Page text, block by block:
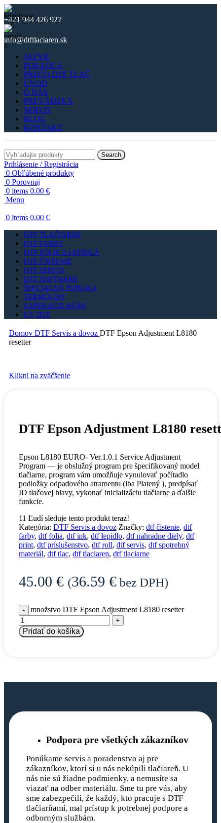
+421 944 426 927
info@dtftlaciaren.sk
JAZYK
PORADCA
PREČO DTF TLAČ
ÚVOD
O NÁS
PREVÁDZKA
SERVIS
BLOG
KONTAKT
Search
Prihlásenie / Registrácia
0 Obľúbené produkty
0 Porovnaj
0 items 0.00 €
Menu
0 items 0.00 €
DTF TLAČIARNE
DTF FARBY
DTF FÓLIE A LEPIDLÁ
DTF ČISTENIE
DTF SERVIS
DTF SOFTWARE
ŠPECIALNÁ PONUKA
TERMOLISY
ZAPEKACIE RÚRY
UV DTF
Domov DTF Servis a dovoz DTF Epson Adjustment L8180
resetter
Klikni na zväčšenie
DTF Epson Adjustment L8180
Epson L8180 EURO- Ver.1.0.1 Service Adjustment
Program — je obslužný program pre špecifikovaný model
tlačiarne, program vám umožňuje vynulovať počítadlo
podložky odpadového atramentu (iba Platený ), predpísať
ID tlačovej hlavy, vykonať inicializáciu tlačiarne a ďalšie
funkcie.
11 Ľudí sleduje tento produkt teraz!
Kategória: DTF Servis a dovoz Značky: dtf čistenie, dtf
farby, dtf folia, dtf ink, dtf lepidlo, dtf nahradne diely, dtf
print, dtf príslušenstvo, dtf roll, dtf servis, dtf spotrebný
materiál, dtf tlac, dtf tlaciaren, dtf tlaciarne
45.00 € (36.59 € bez DPH)
množstvo DTF Epson Adjustment L8180 resetter
Pridať do košíka
Podpora pre všetkých zákazníkov
Ponúkame servis a poradenstvo aj pre
zákazníkov, ktorí si u nás nekúpili tlačiareň. U
nás nie sú žiadne podmienky, a nemusíte sa
viazať na odber materiálu. Sme tu pre vás, aby
sme zabezpečili, že každý, kto pracuje s DTF
tlačiarňami, mal prístup k potrebnej podpore a
odborným službám.